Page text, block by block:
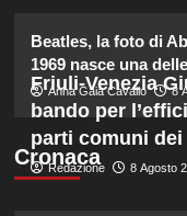
Beatles, la foto di
1969 nasce una
Anna Gaia Cavallo 8
Cronaca
Friuli-Venezia
bando per
parti comuni
Redazione 8 Agosto